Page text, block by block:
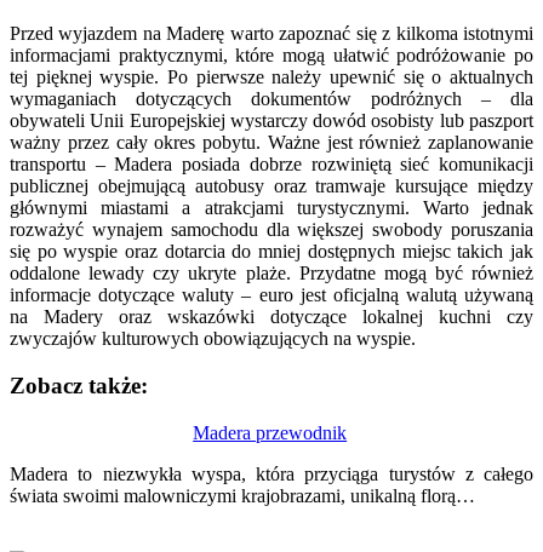
Przed wyjazdem na Maderę warto zapoznać się z kilkoma istotnymi
informacjami praktycznymi, które mogą ułatwić podróżowanie po
tej pięknej wyspie. Po pierwsze należy upewnić się o aktualnych
wymaganiach dotyczących dokumentów podróżnych – dla
obywateli Unii Europejskiej wystarczy dowód osobisty lub paszport
ważny przez cały okres pobytu. Ważne jest również zaplanowanie
transportu – Madera posiada dobrze rozwiniętą sieć komunikacji
publicznej obejmującą autobusy oraz tramwaje kursujące między
głównymi miastami a atrakcjami turystycznymi. Warto jednak
rozważyć wynajem samochodu dla większej swobody poruszania
się po wyspie oraz dotarcia do mniej dostępnych miejsc takich jak
oddalone lewady czy ukryte plaże. Przydatne mogą być również
informacje dotyczące waluty – euro jest oficjalną walutą używaną
na Madery oraz wskazówki dotyczące lokalnej kuchni czy
zwyczajów kulturowych obowiązujących na wyspie.
Zobacz także:
Madera przewodnik
Madera to niezwykła wyspa, która przyciąga turystów z całego
świata swoimi malowniczymi krajobrazami, unikalną florą…
wpisu